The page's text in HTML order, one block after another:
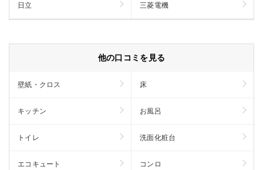
日立 三菱電機
他の口コミを見る
壁紙・クロス 床
キッチン お風呂
トイレ 洗面化粧台
エコキュート コンロ